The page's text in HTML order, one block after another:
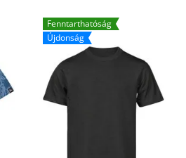
Fenntarthatóság
Újdonság